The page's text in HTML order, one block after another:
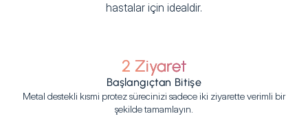
hastalar için idealdir.
2 Ziyaret
Başlangıçtan Bitişe
Metal destekli kısmi protez sürecinizi sadece iki ziyarette verimli bir
şekilde tamamlayın.